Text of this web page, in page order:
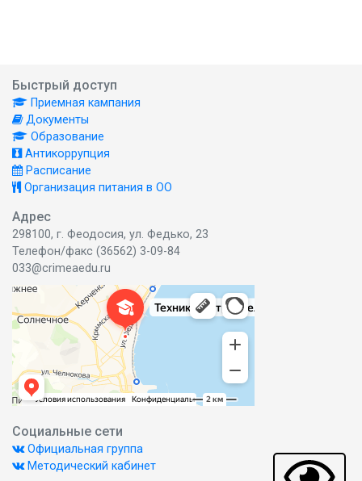
Быстрый доступ
Приемная кампания
Документы
Образование
Антикоррупция
Расписание
Организация питания в ОО
Адрес
298100, г. Феодосия, ул. Федько, 23
Телефон/факс (36562) 3-09-84
033@crimeaedu.ru
Социальные сети
Официальная группа
Методический кабинет